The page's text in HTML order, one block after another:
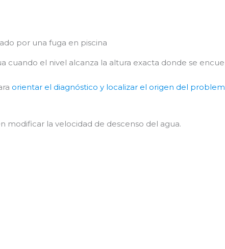
cuando el nivel alcanza la altura exacta donde se
orientar el diagnóstico y localizar el origen del
modificar la velocidad de descenso del agua.